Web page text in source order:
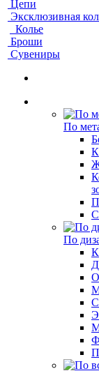
Цепи
Эксклюзивная
Колье
Броши
Сувениры
По
По